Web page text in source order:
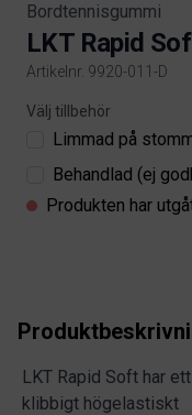
Bordtennisgummi
LKT Rapid
Artikelnr. 9920-011-D
Product information
Välj tillbehör
Limmad på
Behandlad (ej
Produkten har
LKT Rapid Soft har ett
klibbigt högelastiskt